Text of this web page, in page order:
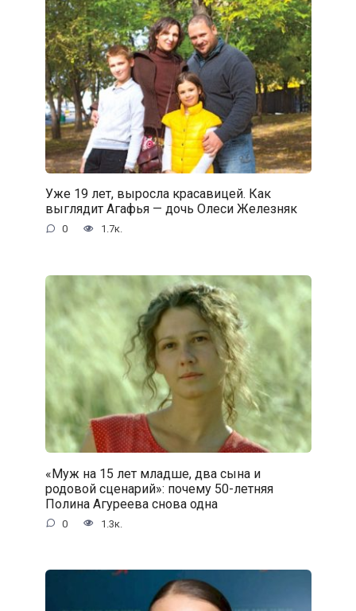
Уже 19 лет, выросла красавицей. Как
выглядит Агафья — дочь Олеси Железняк
0 1.7к.
«Муж на 15 лет младше, два сына и
родовой сценарий»: почему 50-летняя
Полина Агуреева снова одна
0 1.3к.